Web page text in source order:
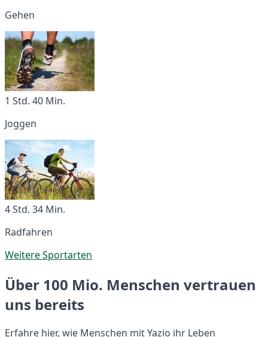
Gehen
1 Std. 40 Min.
Joggen
4 Std. 34 Min.
Radfahren
Weitere Sportarten
Über 100 Mio. Menschen vertrauen
uns bereits
Erfahre hier, wie Menschen mit Yazio ihr Leben